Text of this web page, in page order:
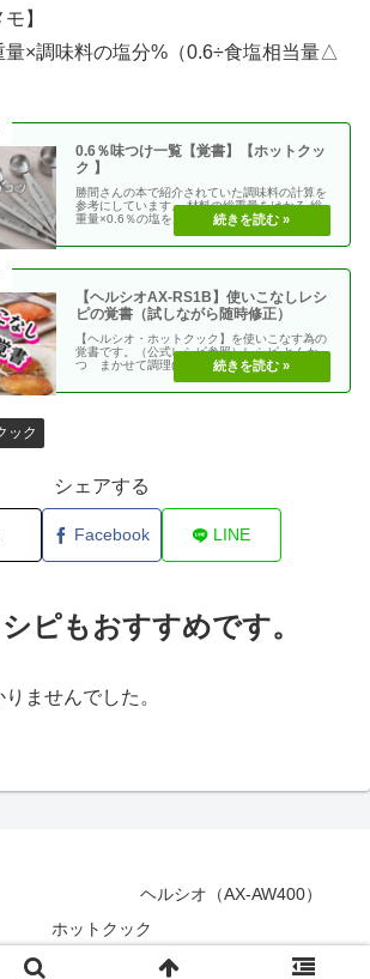
】
量×調味料の塩分%（0.6÷食塩相当量△
0.6％味つけ一覧【覚書】【ホットクッ
ク 】
勝間さんの本で紹介されていた調味料の計算を
参考にしています。 材料の総重量をはかる 総
重量×0.6％の塩を加える 使う調味料＝（総重
【ヘルシオAX-RS1B】使いこなしレシ
ピの覚書（試しながら随時修正）
【ヘルシオ・ホットクック】を使いこなす為の
覚書です。（公式レシピ参照）レシピ とんか
つ まかせて調理(網焼き・揚げる) エビフラ
ック
シェアする
Facebook LINE
ピもおすすめです。
ませんでした。
ヘルシオ（AX-AW400）
ホットクック
アのヘルシオ ホットクック活用術.